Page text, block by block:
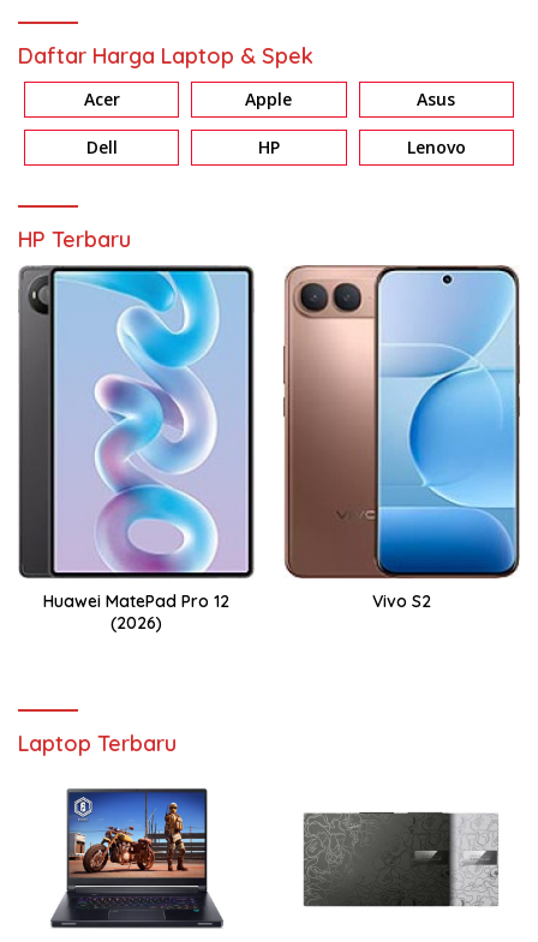
Daftar Harga Laptop & Spek
Acer Apple Asus
Dell HP Lenovo
HP Terbaru
Huawei MatePad Pro 12
(2026)
Vivo S2
Laptop Terbaru